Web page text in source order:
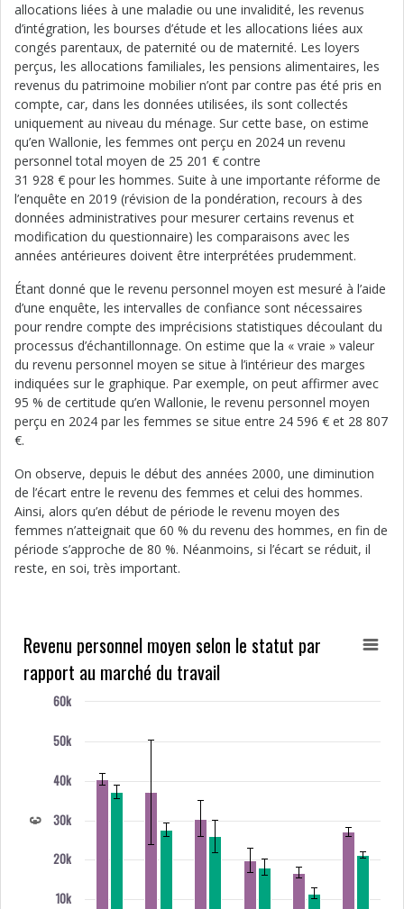
allocations liées à une maladie ou une invalidité, les revenus
d’intégration, les bourses d’étude et les allocations liées aux
congés parentaux, de paternité ou de maternité. Les loyers
perçus, les allocations familiales, les pensions alimentaires, les
revenus du patrimoine mobilier n’ont par contre pas été pris en
compte, car, dans les données utilisées, ils sont collectés
uniquement au niveau du ménage. Sur cette base, on estime
qu’en Wallonie, les femmes ont perçu en 2024 un revenu
personnel total moyen de 25 201 € contre
31 928 € pour les hommes. Suite à une importante réforme de
l’enquête en 2019 (révision de la pondération, recours à des
données administratives pour mesurer certains revenus et
modification du questionnaire) les comparaisons avec les
années antérieures doivent être interprétées prudemment.
Étant donné que le revenu personnel moyen est mesuré à l’aide
d’une enquête, les intervalles de confiance sont nécessaires
pour rendre compte des imprécisions statistiques découlant du
processus d’échantillonnage. On estime que la « vraie » valeur
du revenu personnel moyen se situe à l’intérieur des marges
indiquées sur le graphique. Par exemple, on peut affirmer avec
95 % de certitude qu’en Wallonie, le revenu personnel moyen
perçu en 2024 par les femmes se situe entre 24 596 € et 28 807
€.
On observe, depuis le début des années 2000, une diminution
de l’écart entre le revenu des femmes et celui des hommes.
Ainsi, alors qu’en début de période le revenu moyen des
femmes n’atteignait que 60 % du revenu des hommes, en fin de
période s’approche de 80 %. Néanmoins, si l’écart se réduit, il
reste, en soi, très important.
€
10k
20k
30k
40k
50k
60k
Revenu personnel moyen selon le statut par
rapport au marché du travail